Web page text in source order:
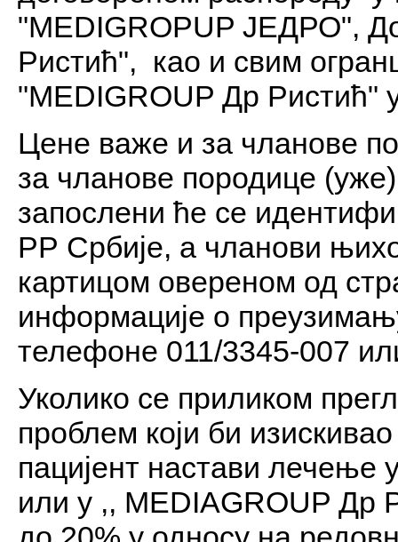
"MEDIGROPUP ЈЕДРО",
Ристић", као и свим
"MEDIGROUP Др Ристић"
Цене важе и за чланове
за чланове породице
запослени ће се
РР Србије, а чланови
картицом овереном од
информације о
телефоне 011/3345-007
Уколико се приликом
проблем који би
пацијент настави
или у ,, MEDIAGROUP Др